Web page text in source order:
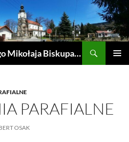
Strona Parafii Świętego Mikołaja Biskupa w Żegocinie
PARAFIALNE
OSAK